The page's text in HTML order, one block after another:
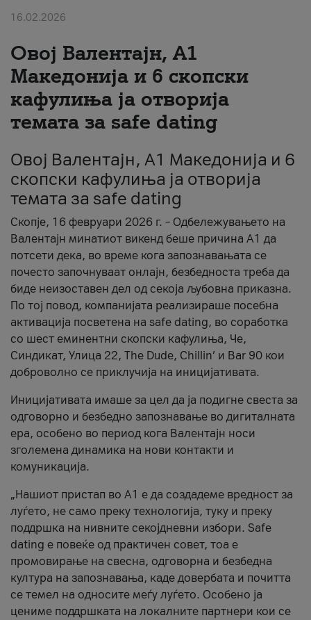
#ПодобарОнлајн
16.02.2026
Овој Валентајн, A1
Македонија и 6 скопски
кафулиња ја отворија
темата за safe dating
Овој Валентајн, A1 Македонија и 6
скопски кафулиња ја отворија
темата за safe dating
Скопје, 16 февруари 2026 г. – Одбележувањето на
Валентајн минатиот викенд беше причина А1 да
потсети дека, во време кога запознавањата се
почесто започнуваат онлајн, безбедноста треба да
биде неизоставен дел од секоја љубовна приказна.
По тој повод, компанијата реализираше посебна
активација посветена на safe dating, во соработка
со шест еминентни скопски кафулиња, Че,
Синдикат, Улица 22, The Dude, Chillin’ и Bar 90 кои
доброволно се приклучија на иницијативата.
Иницијативата имаше за цел да ја подигне свеста за
одговорно и безбедно запознавање во дигиталната
ера, особено во период кога Валентајн носи
зголемена динамика на нови контакти и
комуникација.
„Нашиот пристап во А1 е да создадеме вредност за
луѓето, не само преку технологија, туку и преку
поддршка на нивните секојдневни избори. Safe
dating е повеќе од практичен совет, тоа е
промовирање на свесна, одговорна и безбедна
култура на запознавања, каде довербата и почитта
се темел на односите меѓу луѓето. Особено ја
цениме поддршката на локалните партнери кои се